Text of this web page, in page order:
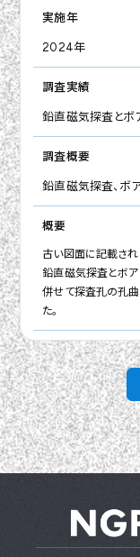
実施年
2024年
調査実績
鉛直磁気探査とボ
調査概要
鉛直磁気探査、ボ
概要
古い図面に記載さ
鉛直磁気探査とボア
併せて探査孔の孔
た。